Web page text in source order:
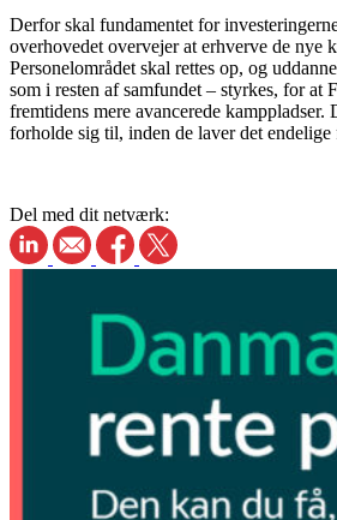
Derfor skal fundamentet for
overhovedet overvejer at erhverve de nye
Personelområdet skal rettes op, og
som i resten af samfundet – styrkes, for at
fremtidens mere avancerede kamppladser.
forholde sig til, inden de laver det
Del med dit netværk: